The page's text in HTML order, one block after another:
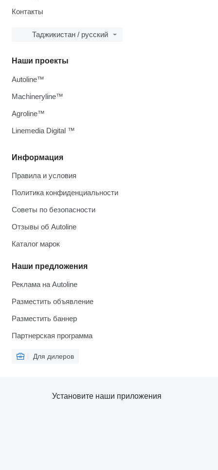
Контакты
Таджикистан / русский
Информация
Правила и условия
Политика конфиденциальности
Советы по безопасности
Отзывы об Autoline
Каталог марок
Наши предложения
Реклама на Autoline
Разместить объявление
Разместить баннер
Партнерская программа
Для дилеров
Наши проекты
Autoline™
Machineryline™
Agroline™
Linemedia Digital ™
Установите наши приложения